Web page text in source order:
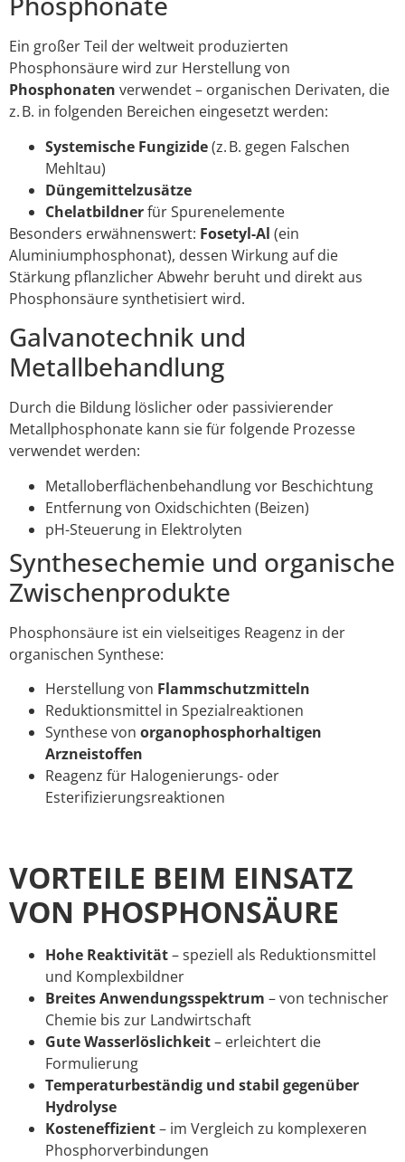
Ein großer Teil der weltweit produzierten
Phosphonsäure wird zur Herstellung von
Phosphonaten verwendet – organischen Derivaten, die
z. B. in folgenden Bereichen eingesetzt werden:
Systemische Fungizide(z. B. gegen Falschen
Mehltau)
Düngemittelzusätze
Chelatbildnerfür Spurenelemente
Besonders erwähnenswert: Fosetyl-Al (ein
Aluminiumphosphonat), dessen Wirkung auf die
Stärkung pflanzlicher Abwehr beruht und direkt aus
Phosphonsäure synthetisiert wird.
Galvanotechnik und
Metallbehandlung
Durch die Bildung löslicher oder passivierender
Metallphosphonate kann sie für folgende Prozesse
verwendet werden:
Metalloberflächenbehandlung vor Beschichtung
Entfernung von Oxidschichten (Beizen)
pH-Steuerung in Elektrolyten
Synthesechemie und organische
Zwischenprodukte
Phosphonsäure ist ein vielseitiges Reagenz in der
organischen Synthese:
Herstellung von Flammschutzmitteln
Reduktionsmittel in Spezialreaktionen
Synthese von organophosphorhaltigen
Arzneistoffen
Reagenz für Halogenierungs- oder
Esterifizierungsreaktionen
VORTEILE BEIM EINSATZ
VON PHOSPHONSÄURE
Hohe Reaktivität– speziell als Reduktionsmittel
und Komplexbildner
Breites Anwendungsspektrum – von technischer
Chemie bis zur Landwirtschaft
Gute Wasserlöslichkeit– erleichtert die
Formulierung
Temperaturbeständig und stabil gegenüber
Hydrolyse
Kosteneffizient– im Vergleich zu komplexeren
Phosphorverbindungen